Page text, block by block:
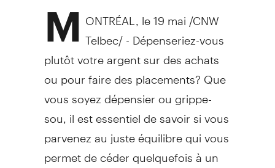
M ONTRÉAL, le 19 mai /CNW
Telbec/ - Dépenseriez-vous
plutôt votre argent sur des achats
ou pour faire des placements? Que
vous soyez dépensier ou grippe-
sou, il est essentiel de savoir si vous
parvenez au juste équilibre qui vous
permet de céder quelquefois à un